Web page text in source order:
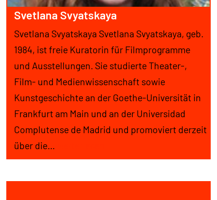
Svetlana Svyatskaya
Svetlana Svyatskaya Svetlana Svyatskaya, geb.
1984, ist freie Kuratorin für Filmprogramme
und Ausstellungen. Sie studierte Theater-,
Film- und Medienwissenschaft sowie
Kunstgeschichte an der Goethe-Universität in
Frankfurt am Main und an der Universidad
Complutense de Madrid und promoviert derzeit
über die…
Svyatskaya